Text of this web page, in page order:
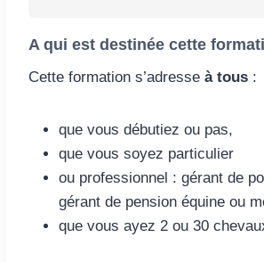
A qui est destinée cette
Cette formation s’adresse à tous :
que vous débutiez ou pas,
que vous soyez particulier
ou professionnel : gérant de
gérant de pension équine ou
que vous ayez 2 ou 30